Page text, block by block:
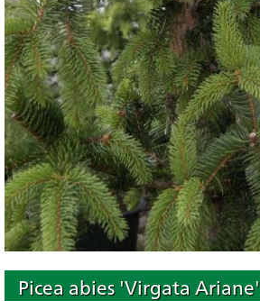
Picea abies 'Virgata Ariane'